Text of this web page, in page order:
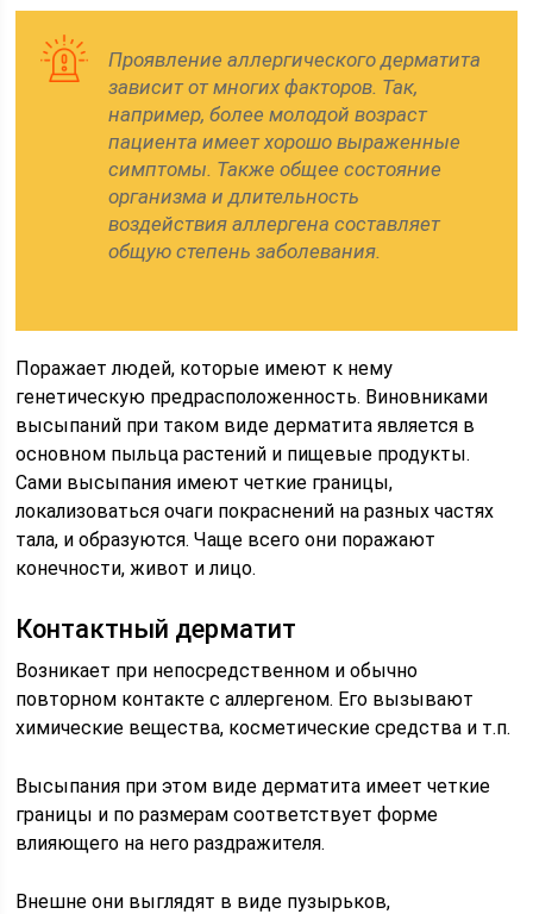
Проявление аллергического дерматита
зависит от многих факторов. Так,
например, более молодой возраст
пациента имеет хорошо выраженные
симптомы. Также общее состояние
организма и длительность
воздействия аллергена составляет
общую степень заболевания.
Поражает людей, которые имеют к нему
генетическую предрасположенность. Виновниками
высыпаний при таком виде дерматита является в
основном пыльца растений и пищевые продукты.
Сами высыпания имеют четкие границы,
локализоваться очаги покраснений на разных частях
тала, и образуются. Чаще всего они поражают
конечности, живот и лицо.
Контактный дерматит
Возникает при непосредственном и обычно
повторном контакте с аллергеном. Его вызывают
химические вещества, косметические средства и т.п.
Высыпания при этом виде дерматита имеет четкие
границы и по размерам соответствует форме
влияющего на него раздражителя.
Внешне они выглядят в виде пузырьков,